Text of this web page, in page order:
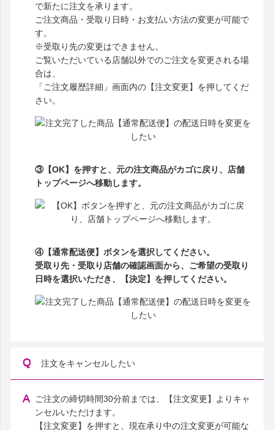
で新たに注文を承ります。
ご注文商品・受取り日時・お支払い方法の変更が可能で
す。
※受取り先の変更はできません。
ご覧いただいている店舗以外でのご注文を変更される場
合は、
「ご注文履歴詳細」画面内の【注文変更】を押してくだ
さい。
③【OK】を押すと、元の注文商品がカゴに戻り、店舗
トップページへ移動します。
④【通常配送便】ボタンを選択してください。
受取り先・受取り店舗の確認画面から、ご希望の受取り
日時を選択いただき、【決定】を押してください。
注文をキャンセルしたい
ご注文の締切時間30分前までは、【注文変更】よりキャ
ンセルいただけます。
【注文変更】を押すと、現在承り中の注文変更が可能な